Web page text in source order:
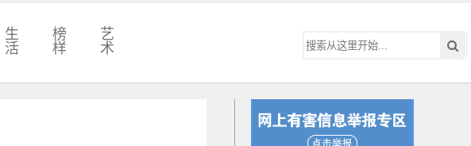
生
活
榜
样
艺
术